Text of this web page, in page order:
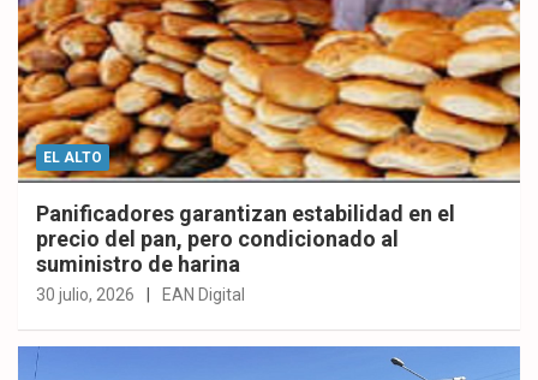
EL ALTO
Panificadores garantizan estabilidad en el
precio del pan, pero condicionado al
suministro de harina
30 julio, 2026 EAN Digital